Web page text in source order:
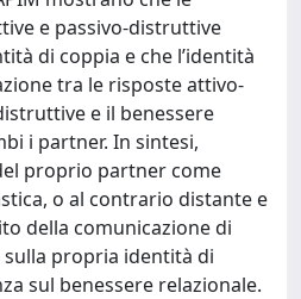
e passivo-distruttive
di coppia e che l’identità
tra le risposte attivo-
e il benessere
i partner. In sintesi,
proprio partner come
o al contrario distante e
della comunicazione di
propria identità di
sul benessere relazionale.